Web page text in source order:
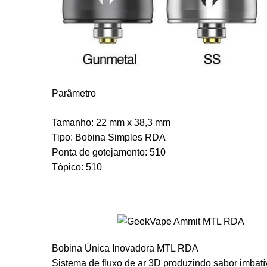
Parâmetro
Tamanho: 22 mm x 38,3 mm
Tipo: Bobina Simples RDA
Ponta de gotejamento: 510
Tópico: 510
Bobina Única Inovadora MTL RDA
Sistema de fluxo de ar 3D produzindo sabor